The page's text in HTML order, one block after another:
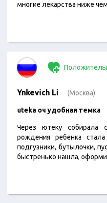
многие лекарства ниже
Ynkevich Li (Москва)
uteka оч удобная темка
Через ютеку
рождения ребенка
подгузники, бутылочки,
быстренько нашла,